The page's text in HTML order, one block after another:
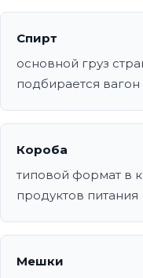
Спирт
основной груз
подбирается
Короба
типовой формат в
продуктов питания
Мешки